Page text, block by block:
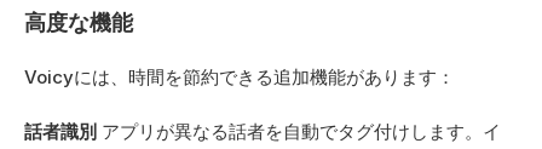
高度な機能
Voicyには、時間を節約できる追加機能があります：
話者識別 アプリが異なる話者を自動でタグ付けします。イ